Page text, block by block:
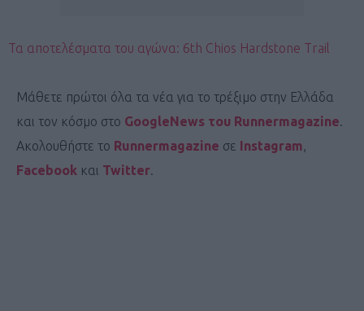
Τα αποτελέσματα του αγώνα: 6th Chios Hardstone Trail
Μάθετε πρώτοι όλα τα νέα για το τρέξιμο στην Ελλάδα
και τον κόσμο στο GoogleNews του Runnermagazine.
Ακολουθήστε το Runnermagazine σε Instagram,
Facebook και Twitter.